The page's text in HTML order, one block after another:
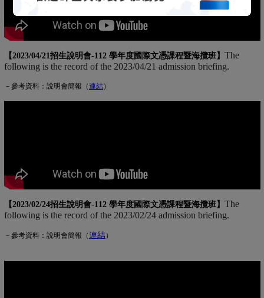
(另開新視窗)
【2023/04/21招生說明會-112 學年度國際文憑課程暨海攬班】 The
following is the record of the 2023/04/21 admission briefing.
－參考資料：說明會簡報（連結(另開新視窗)
）
【2023/02/24招生說明會-112 學年度國際文憑課程暨海攬班】 The
following is the record of the 2023/02/24 admission briefing.
－參考資料：說明會簡報（連結(另開新視窗)
）